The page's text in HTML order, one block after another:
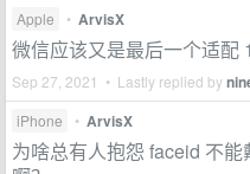
Apple • ArvisX
微信应该又是最后一个适配
Sep 27, 2021 • Lastly replied by
iPhone • ArvisX
为啥总有人抱怨 faceid 不